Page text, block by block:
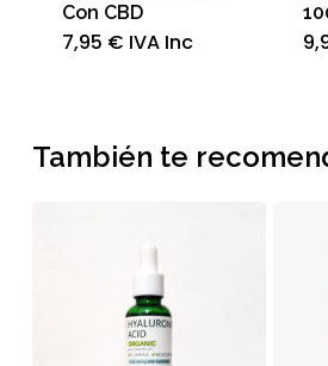
Con CBD
7,95 € IVA Inc
También te